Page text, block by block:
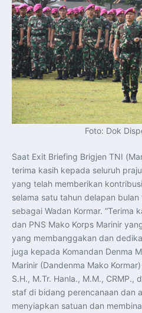
Foto: Dok
Saat Exit Briefing Brigjen TNI
terima kasih kepada seluruh
yang telah memberikan
selama satu tahun delapan
sebagai Wadan Kormar. “Terima
dan PNS Mako Korps Marinir
yang membanggakan dan
juga kepada Komandan Denma
Marinir (Dandenma Mako
S.H., M.Tr. Hanla., M.M., CRMP.,
staf di bidang perencanaan dan
menyiapkan satuan dan